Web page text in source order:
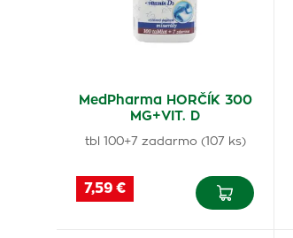
MedPharma HORČÍK 300
MG+VIT. D
tbl 100+7 zadarmo (107 ks)
7,59 €